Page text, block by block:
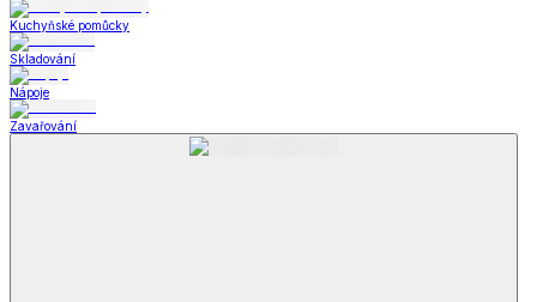
Kuchyňské pomůcky
Skladování
Nápoje
Zavařování